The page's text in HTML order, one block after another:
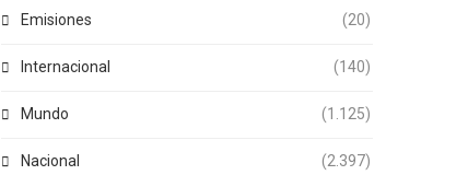
Emisiones (20)
Internacional (140)
Mundo (1.125)
Nacional (2.397)